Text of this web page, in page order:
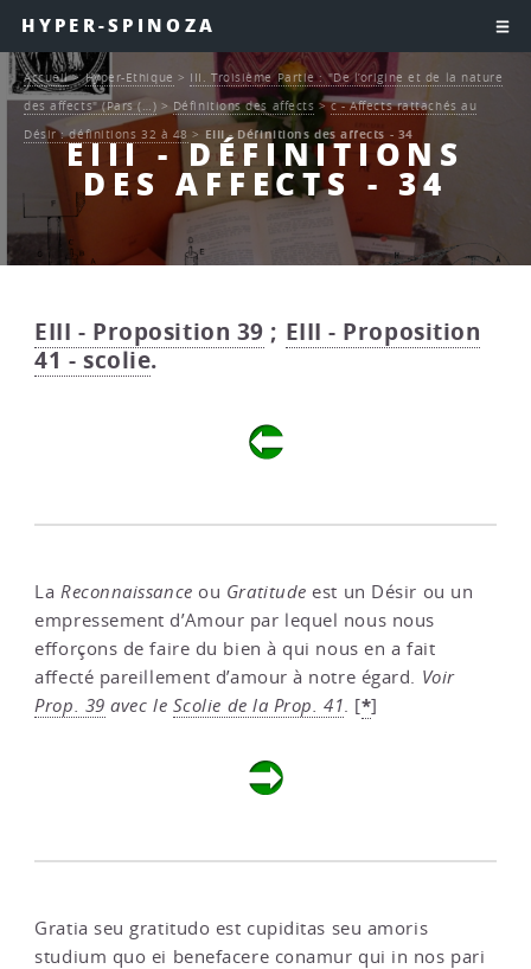
HYPER-SPINOZA
EIII - DÉFINITIONS
DES AFFECTS - 34
Accueil>Hyper-Ethique > III. Troisième Partie : "De l’origine et de la nature
des affects" (Pars (…) > Définitions des affects >c - Affects rattachés au
Désir : définitions 32 à 48 > EIII - Définitions des affects - 34
EIII - Proposition 39 ; EIII - Proposition
41 - scolie.
La Reconnaissance ou Gratitude est un Désir ou un
empressement d’Amour par lequel nous nous
efforçons de faire du bien à qui nous en a fait
affecté pareillement d’amour à notre égard. Voir
Prop. 39 avec le Scolie de la Prop. 41. [*]
Gratia seu gratitudo est cupiditas seu amoris
studium quo ei benefacere conamur qui in nos pari